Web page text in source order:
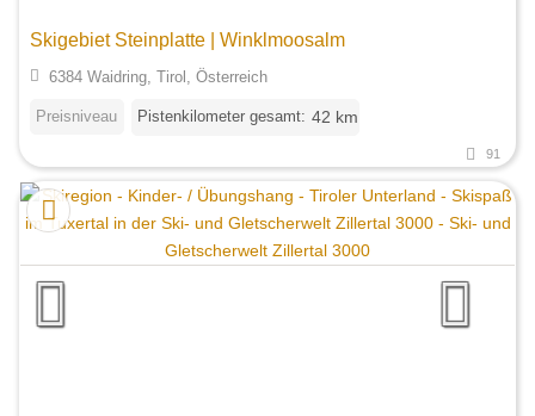
Skigebiet Steinplatte | Winklmoosalm
6384 Waidring, Tirol, Österreich
Preisniveau Pistenkilometer gesamt: 42 km
91